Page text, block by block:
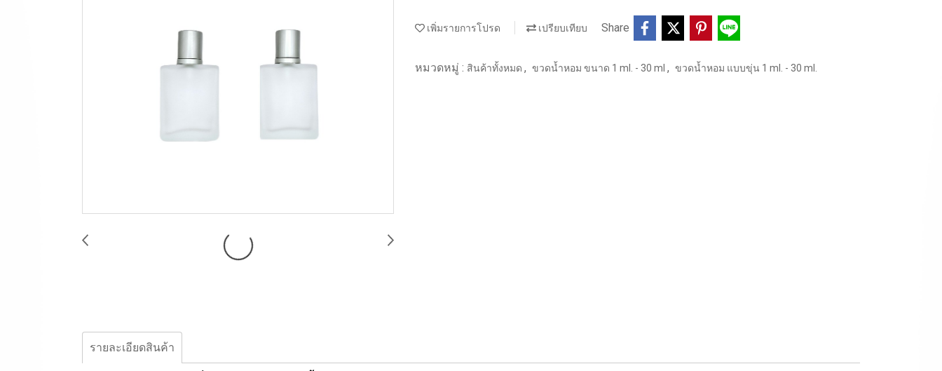
เพิ่มรายการโปรด เปรียบเทียบ Share
หมวดหมู่ : สินค้าทั้งหมด , ขวดน้ำหอม ขนาด 1 ml. - 30 ml , ขวดน้ำหอม แบบขุ่น 1 ml. - 30 ml.
รายละเอียดสินค้า